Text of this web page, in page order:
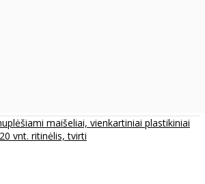
maišeliai, vienkartiniai plastikiniai
vnt. ritinėlis, tvirti